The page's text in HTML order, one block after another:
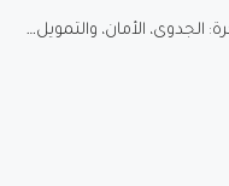
الجدوى، الأمان، والتمويل…